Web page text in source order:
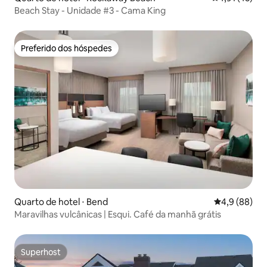
Beach Stay - Unidade #3 - Cama King
Preferido dos hóspedes
Preferido dos hóspedes
Quarto de hotel ⋅ Bend 4,9 de uma
4,9 (88)
Maravilhas vulcânicas | Esqui. Café da manhã grátis
Superhost
Superhost